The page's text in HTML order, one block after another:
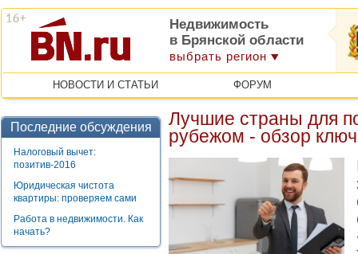
Недвижимость
в Брянской области
выбрать регион
НОВОСТИ И СТАТЬИ ФОРУМ
Последние обсуждения
Налоговый вычет:
позитив-2016
Юридическая чистота
квартиры: проверяем сами
Работа в недвижимости. Как
начать?
Лучшие страны для
рубежом - обзор